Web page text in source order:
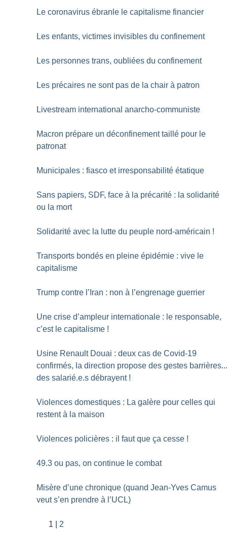
Le coronavirus ébranle le capitalisme financier
Les enfants, victimes invisibles du confinement
Les personnes trans, oubliées du confinement
Les précaires ne sont pas de la chair à patron
Livestream international anarcho-communiste
Macron prépare un déconfinement taillé pour le
patronat
Municipales : fiasco et irresponsabilité étatique
Sans papiers, SDF, face à la précarité : la solidarité
ou la mort
Solidarité avec la lutte du peuple nord-américain !
Transports bondés en pleine épidémie : vive le
capitalisme
Trump contre l’Iran : non à l’engrenage guerrier
Une crise d’ampleur internationale : le responsable,
c’est le capitalisme !
Usine Renault Douai : deux cas de Covid-19
confirmés, la direction propose des gestes
des salarié.e.s débrayent !
Violences domestiques : La galère pour celles qui
restent à la maison
Violences policières : il faut que ça cesse !
49.3 ou pas, on continue le combat
Misère d’une chronique (quand Jean-Yves Camus
veut s’en prendre à l’UCL)
1 2